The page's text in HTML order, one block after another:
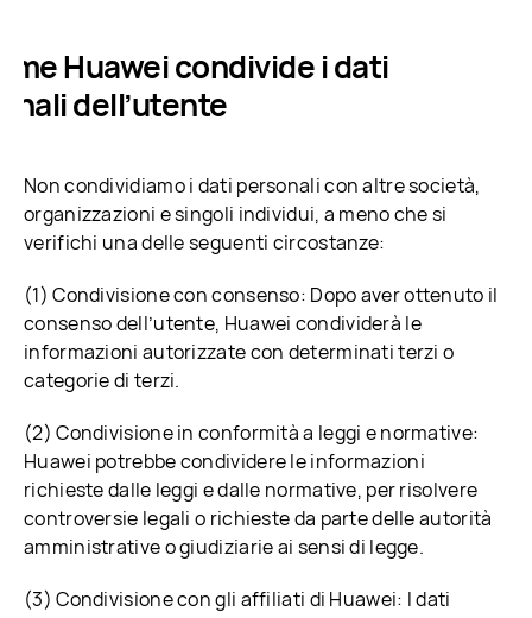
Huawei condivide i dati
dell’utente
Non condividiamo i dati personali con altre società,
organizzazioni e singoli individui, a meno che si
verifichi una delle seguenti circostanze:
(1) Condivisione con consenso: Dopo aver ottenuto il
consenso dell’utente, Huawei condividerà le
informazioni autorizzate con determinati terzi o
categorie di terzi.
(2) Condivisione in conformità a leggi e normative:
Huawei potrebbe condividere le informazioni
richieste dalle leggi e dalle normative, per risolvere
controversie legali o richieste da parte delle autorità
amministrative o giudiziarie ai sensi di legge.
(3) Condivisione con gli affiliati di Huawei: I dati